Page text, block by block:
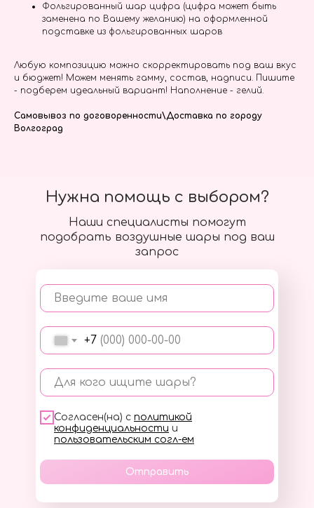
Фольгированный шар цифра (цифра может быть
заменена по Вашему желанию) на оформленной
подставке из фольгированных шаров
Любую композицию можно скорректировать под ваш вкус
и бюджет! Можем менять гамму, состав, надписи. Пишите
- подберем идеальный вариант! Наполнение - гелий.
Самовывоз по договоренности\Доставка по городу
Волгоград
Наши специалисты помогут
подобрать воздушные шары под ваш
запрос
Введите ваше имя
+7
Для кого ищите шары?
Согласен(на) с политикой
конфиденциальности и
пользовательским согл-ем
Отправить
Нужна помощь с выбором?